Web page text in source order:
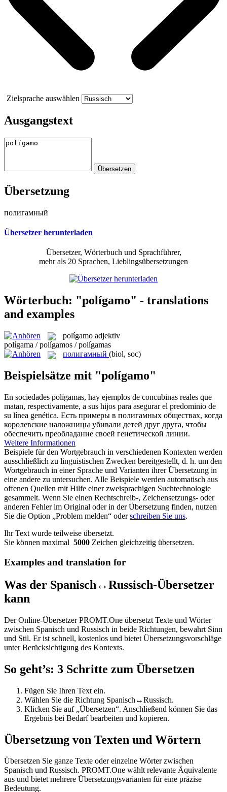
Zielsprache auswählen
Ausgangstext
Übersetzung
полигамный
Übersetzer herunterladen
Übersetzer, Wörterbuch und Sprachführer,
mehr als 20 Sprachen, Lieblingsübersetzungen
Wörterbuch: "polígamo" - translations
and examples
polígamo adjektiv
polígama / polígamos / polígamas
полигамный (biol, soc)
Beispielsätze mit "polígamo"
En sociedades polígamas, hay ejemplos de concubinas reales que
matan, respectivamente, a sus hijos para asegurar el predominio de
su línea genética. Есть примеры в полигамных обществах, когда
королевские наложницы убивали детей друг друга, чтобы
обеспечить преобладание своей генетической линии.
Weitere Informationen
Beispiele für den Wortgebrauch in verschiedenen Kontexten werden
ausschließlich zu linguistischen Zwecken bereitgestellt, d. h. um den
Wortgebrauch in einer Sprache und Varianten ihrer Übersetzung in
eine andere zu untersuchen. Alle Beispiele werden automatisch aus
offenen Quellen mit Hilfe einer zweisprachigen Suchtechnologie
gesammelt. Wenn Sie einen Rechtschreib-, Zeichensetzungs- oder
anderen Fehler im Original oder in der Übersetzung finden, nutzen
Sie die Option „Problem melden“ oderschreiben Sie uns.
Ihr Text wurde teilweise übersetzt.
Sie können maximal 5000 Zeichen gleichzeitig übersetzen.
Examples and translation for
Was der Spanisch↔Russisch-Übersetzer
kann
Der Online-Übersetzer PROMT.One übersetzt Texte und Wörter
zwischen Spanisch und Russisch in beide Richtungen, bewahrt Sinn
und Stil. Er ist schnell, kostenlos und bietet Übersetzungsvorschläge
unter Berücksichtigung des Kontexts.
So geht’s: 3 Schritte zum Übersetzen
Fügen Sie Ihren Text ein.
Wählen Sie die Richtung Spanisch↔Russisch.
Klicken Sie auf „Übersetzen“. Anschließend können Sie das
Ergebnis bei Bedarf bearbeiten und kopieren.
Übersetzung von Texten und Wörtern
Übersetzen Sie ganze Texte oder einzelne Wörter zwischen
Spanisch und Russisch. PROMT.One wählt relevante Äquivalente
aus und bietet mehrere Übersetzungsvarianten für eine präzise
Bedeutung.